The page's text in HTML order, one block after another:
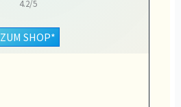
4.2/5
ZUM SHOP*